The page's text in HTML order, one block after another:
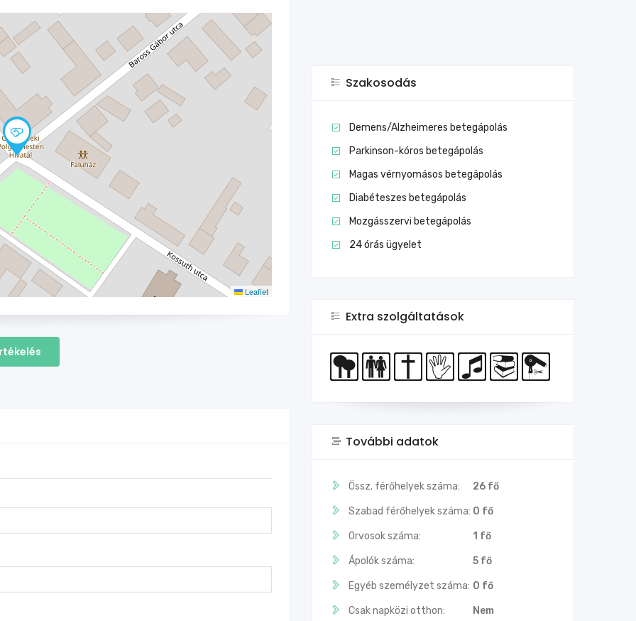
Leaflet
Szakosodás
Demens/Alzheimeres betegápolás
Parkinson-kóros betegápolás
Magas vérnyomásos betegápolás
Diabéteszes betegápolás
Mozgásszervi betegápolás
24 órás ügyelet
Extra szolgáltatások
További adatok
Össz. férőhelyek száma: 26 fő
Szabad férőhelyek száma: 0 fő
Orvosok száma: 1 fő
Ápolók száma: 5 fő
Egyéb személyzet száma: 0 fő
Csak napközi otthon: Nem